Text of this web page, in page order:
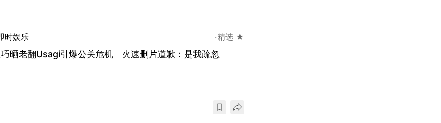
时娱乐 精选 ★
晒老翻Usagi引爆公关危机 火速删片道歉：是我疏忽